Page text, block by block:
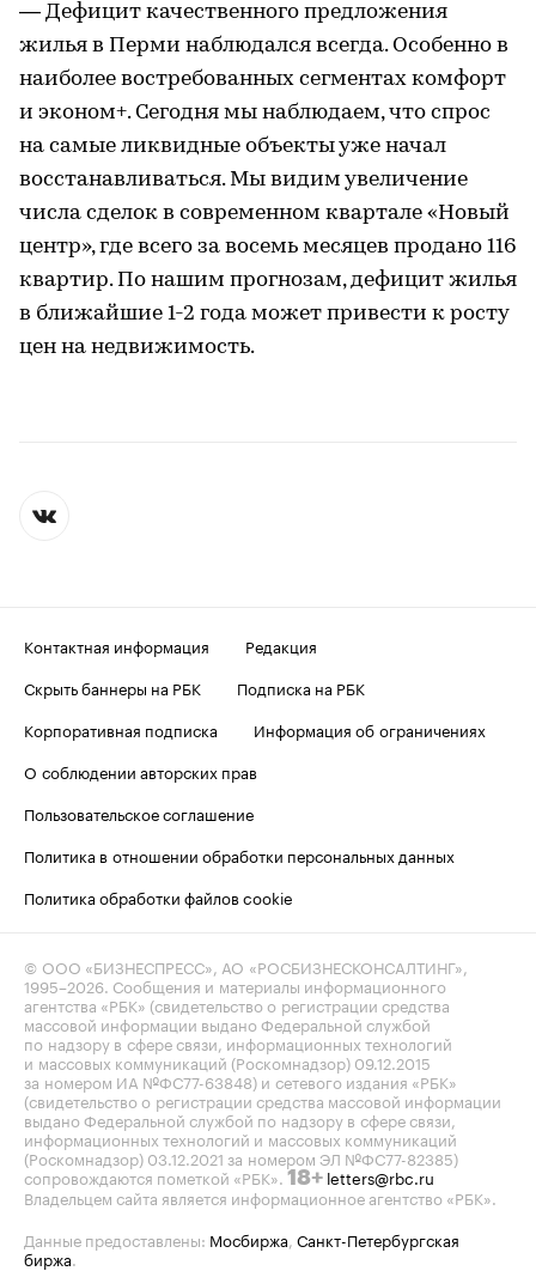
— Дефицит качественного предложения
жилья в Перми наблюдался всегда. Особенно в
наиболее востребованных сегментах комфорт
и эконом+. Сегодня мы наблюдаем, что спрос
на самые ликвидные объекты уже начал
восстанавливаться. Мы видим увеличение
числа сделок в современном квартале «Новый
центр», где всего за восемь месяцев продано 116
квартир. По нашим прогнозам, дефицит жилья
в ближайшие 1-2 года может привести к росту
цен на недвижимость.
Контактная информация
Редакция
Скрыть баннеры на РБК
Подписка на РБК
Корпоративная подписка
Информация об ограничениях
О соблюдении авторских прав
Пользовательское соглашение
Политика в отношении обработки персональных данных
Политика обработки файлов cookie
© ООО «БИЗНЕСПРЕСС», АО «РОСБИЗНЕСКОНСАЛТИНГ»,
1995–2026. Сообщения и материалы информационного
агентства «РБК» (свидетельство о регистрации средства
массовой информации выдано Федеральной службой
по надзору в сфере связи, информационных технологий
и массовых коммуникаций (Роскомнадзор) 09.12.2015
за номером ИА №ФС77-63848) и сетевого издания «РБК»
(свидетельство о регистрации средства массовой информации
выдано Федеральной службой по надзору в сфере связи,
информационных технологий и массовых коммуникаций
(Роскомнадзор) 03.12.2021 за номером ЭЛ №ФС77-82385)
сопровождаются пометкой «РБК». 18+ letters@rbc.ru
Владельцем сайта является информационное агентство «РБК».
Данные предоставлены: Мосбиржа, Санкт-Петербургская
биржа.